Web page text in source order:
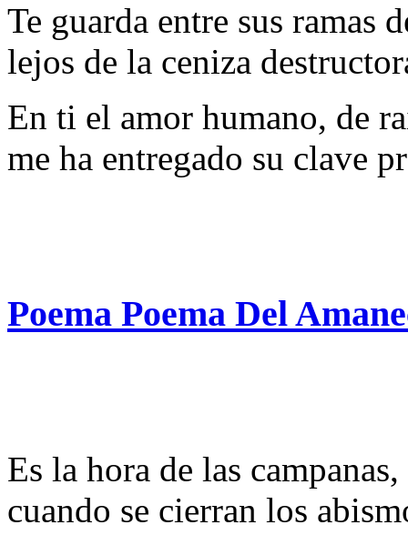
Te guarda entre sus ramas
lejos de la ceniza
En ti el amor humano, de
me ha entregado su clave
Poema Poema Del
Es la hora de las campanas,
cuando se cierran los